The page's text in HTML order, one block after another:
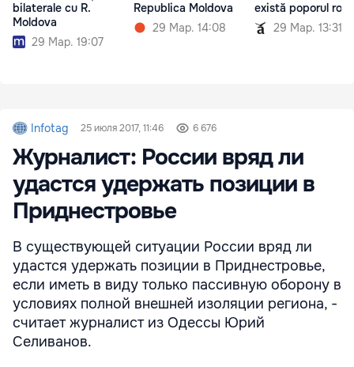
bilaterale cu R.
Moldova
29 Мар. 19:07
Republica Moldova
29 Мар. 14:08
există poporul
29 Мар. 13:31
Infotag 25 июля 2017, 11:46 6 676
Журналист: России вряд ли
удастся удержать позиции в
Приднестровье
В существующей ситуации России вряд ли
удастся удержать позиции в Приднестровье,
если иметь в виду только пассивную оборону в
условиях полной внешней изоляции региона, -
считает журналист из Одессы Юрий
Селиванов.